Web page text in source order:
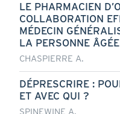
LE PHARMACIEN
COLLABORATION
MÉDECIN
LA PERSONNE ÂGÉE
CHASPIERRE A.
DÉPRESCRIRE :
ET AVEC QUI ?
SPINEWINE A.